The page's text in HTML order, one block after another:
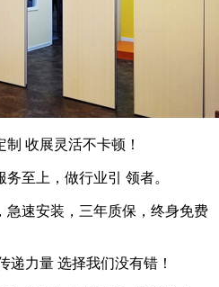
收展灵活不卡顿！
至上，做行业引 领者。
急速安装，三年质保，终身免费
递力量 选择我们没有错！